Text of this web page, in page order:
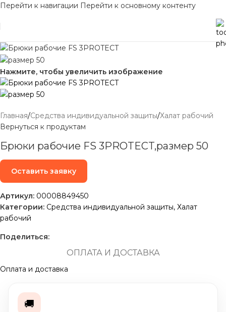
Перейти к навигации Перейти к основному контенту
Нажмите, чтобы увеличить изображение
Главная/Средства индивидуальной защиты/Халат рабочий
Вернуться к продуктам
Брюки рабочие FS 3PROTECT,размер 50
Оставить заявку
Артикул: 00008849450
Категории: Средства индивидуальной защиты, Халат
рабочий
Поделиться:
ОПЛАТА И ДОСТАВКА
Оплата и доставка
🚚